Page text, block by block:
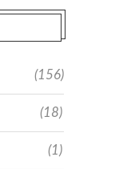
(156)
(18)
(1)